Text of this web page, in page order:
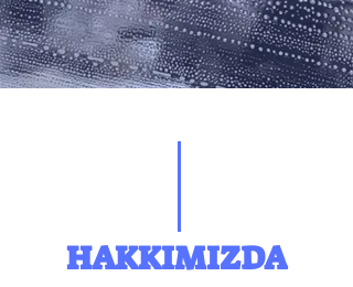
HAKKIMIZDA